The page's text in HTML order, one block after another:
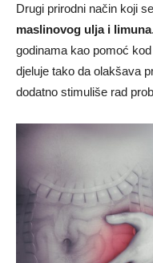
Drugi prirodni način koji
maslinovog ulja i limuna
godinama kao pomoć
djeluje tako da olakšava
dodatno stimuliše rad